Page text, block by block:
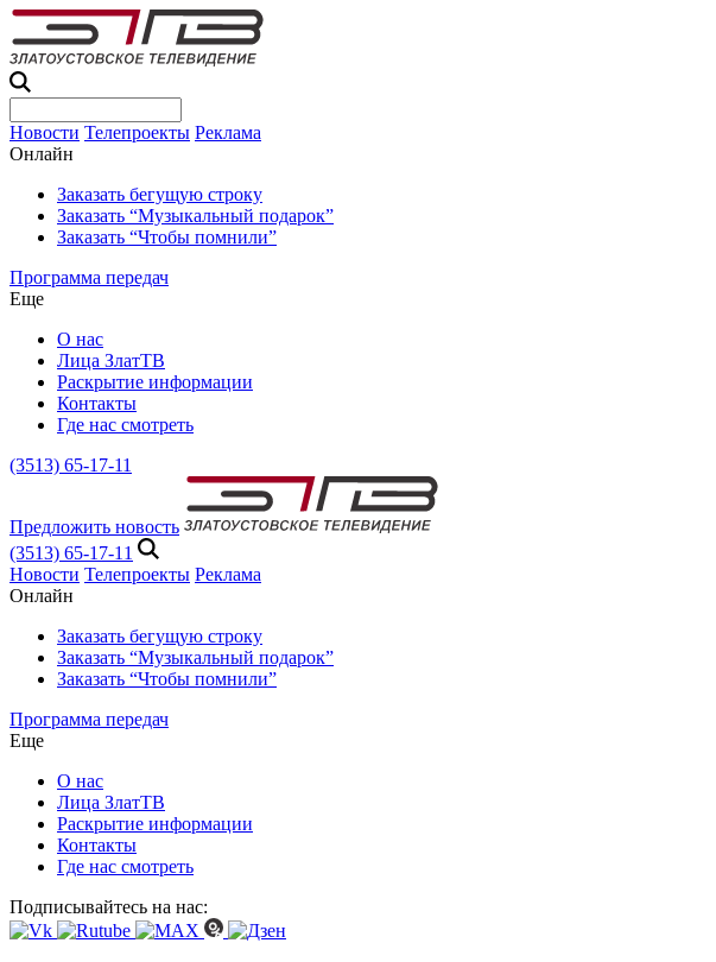
Новости Телепроекты Реклама
Онлайн
Заказать бегущую строку
Заказать “Музыкальный подарок”
Заказать “Чтобы помнили”
Программа передач
Еще
О нас
Лица ЗлатТВ
Раскрытие информации
Контакты
Где нас смотреть
(3513) 65-17-11
Предложить новость
(3513) 65-17-11
Новости Телепроекты Реклама
Онлайн
Заказать бегущую строку
Заказать “Музыкальный подарок”
Заказать “Чтобы помнили”
Программа передач
Еще
О нас
Лица ЗлатТВ
Раскрытие информации
Контакты
Где нас смотреть
Подписывайтесь на нас: